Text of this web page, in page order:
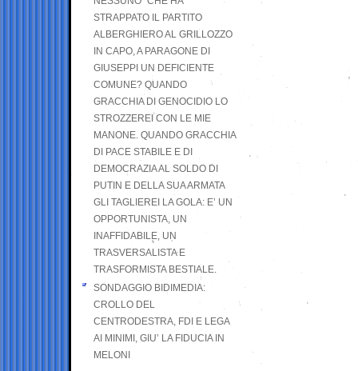
STRAPPATO IL PARTITO
ALBERGHIERO AL GRILLOZZO
IN CAPO, A PARAGONE DI
GIUSEPPI UN DEFICIENTE
COMUNE? QUANDO
GRACCHIA DI GENOCIDIO LO
STROZZEREI CON LE MIE
MANONE. QUANDO GRACCHIA
DI PACE STABILE E DI
DEMOCRAZIA AL SOLDO DI
PUTIN E DELLA SUA ARMATA
GLI TAGLIEREI LA GOLA: E’ UN
OPPORTUNISTA, UN
INAFFIDABILE, UN
TRASVERSALISTA E
TRASFORMISTA BESTIALE.
SONDAGGIO BIDIMEDIA:
CROLLO DEL
CENTRODESTRA, FDI E LEGA
AI MINIMI, GIU’ LA FIDUCIA IN
MELONI